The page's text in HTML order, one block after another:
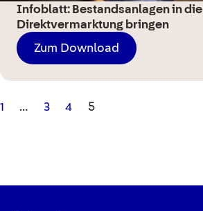
Infoblatt: Bestandsanlagen in die
Direktvermarktung bringen
Zum Download
1 … 3 4 5